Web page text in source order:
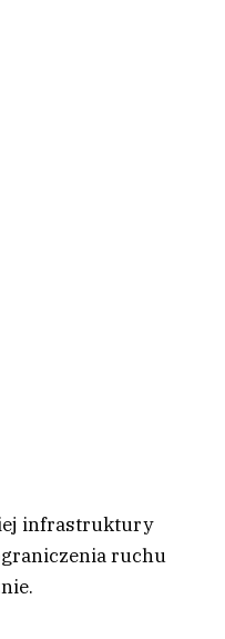
infrastruktury
ruchu